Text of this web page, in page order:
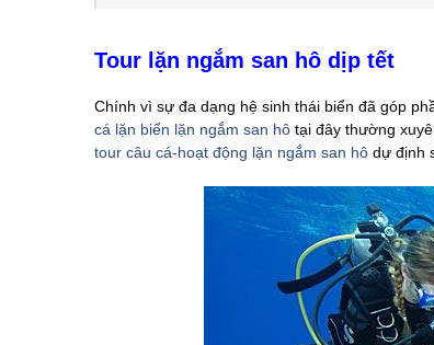
Tour lặn ngắm san hô dịp tết
Chính vì sự đa dạng hệ sinh thái biển đã góp
cá lặn biển lặn ngắm san hô tại đây thường
tour câu cá-hoạt động lặn ngắm san hô dự định